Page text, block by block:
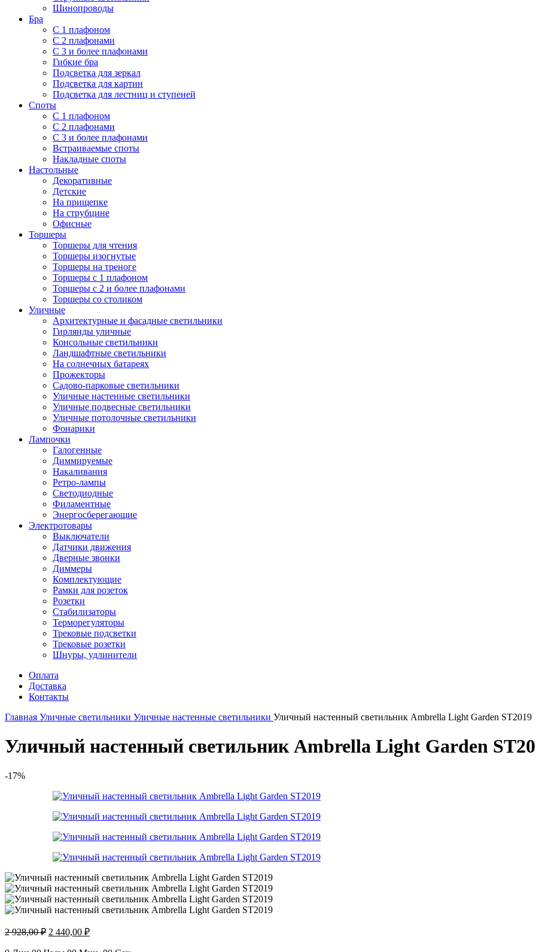
Шинопроводы
Бра
С 1 плафоном
С 2 плафонами
С 3 и более плафонами
Гибкие бра
Подсветка для зеркал
Подсветка для картин
Подсветка для лестниц и ступеней
Споты
С 1 плафоном
С 2 плафонами
С 3 и более плафонами
Встраиваемые споты
Накладные споты
Настольные
Декоративные
Детские
На прищепке
На струбцине
Офисные
Торшеры
Торшеры для чтения
Торшеры изогнутые
Торшеры на треноге
Торшеры с 1 плафоном
Торшеры с 2 и более плафонами
Торшеры со столиком
Уличные
Архитектурные и фасадные светильники
Гирлянды уличные
Консольные светильники
Ландшафтные светильники
На солнечных батареях
Прожекторы
Садово-парковые светильники
Уличные настенные светильники
Уличные подвесные светильники
Уличные потолочные светильники
Фонарики
Лампочки
Галогенные
Диммируемые
Накаливания
Ретро-лампы
Светодиодные
Филаментные
Энергосберегающие
Электротовары
Выключатели
Датчики движения
Дверные звонки
Диммеры
Комплектующие
Рамки для розеток
Розетки
Стабилизаторы
Терморегуляторы
Трековые подсветки
Трековые розетки
Шнуры, удлинители
Оплата
Доставка
Контакты
Главная Уличные светильники Уличные настенные светильники Уличный настенный светильник Ambrella Light Garden ST2019
Уличный настенный светильник Ambrella Light Garden
-17%
2 928,00₽ Первоначальная
2 440,00 ₽Текущая